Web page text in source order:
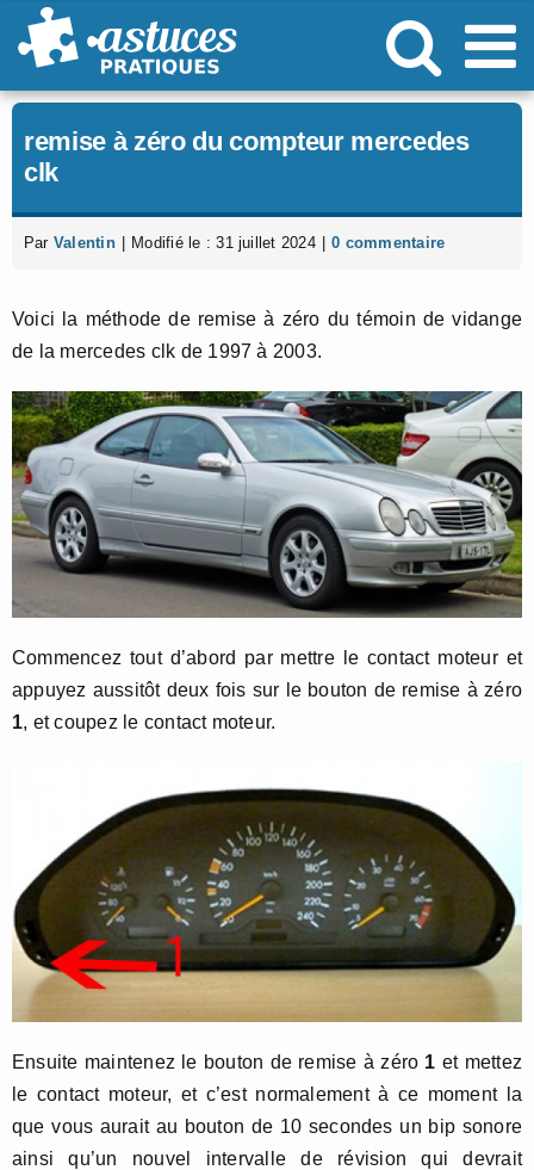
Passer
au
remise à zéro du compteur mercedes
clk
Par Valentin Modifié le : 31 juillet 2024 0 commentaire
Voici la méthode de remise à zéro du témoin de vidange
de la mercedes clk de 1997 à 2003.
Commencez tout d’abord par mettre le contact moteur et
appuyez aussitôt deux fois sur le bouton de remise à zéro
1, et coupez le contact moteur.
Ensuite maintenez le bouton de remise à zéro 1 et mettez
le contact moteur, et c’est normalement à ce moment la
que vous aurait au bouton de 10 secondes un bip sonore
ainsi qu’un nouvel intervalle de révision qui devrait